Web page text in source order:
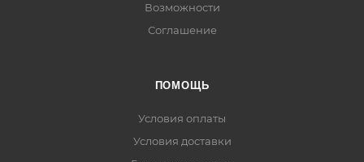
Возможности
Соглашение
ПОМОЩЬ
Условия оплаты
Условия доставки